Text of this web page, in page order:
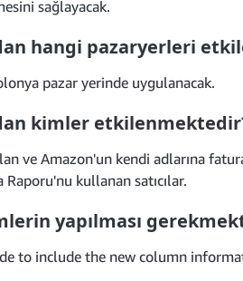
sağlayacak.
hangi pazaryerleri
pazar yerinde uygulanacak.
kimler
ve Amazon'un kendi adlarına
Raporu'nu kullanan satıcılar.
yapılması
to include the new column